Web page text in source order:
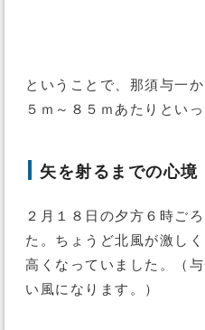
ということで、那須与一
５ｍ～８５ｍあたりとい
矢を射るまでの心境
２月１８日の夕方６時ご
た。ちょうど北風が激し
高くなっていました。（
い風になります。）